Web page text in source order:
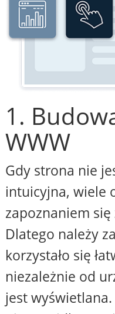
1.
WWW
Gdy strona nie
intuicyjna, wiele
zapoznaniem
Dlatego należy
korzystało się
niezależnie od
jest wyświetlana.